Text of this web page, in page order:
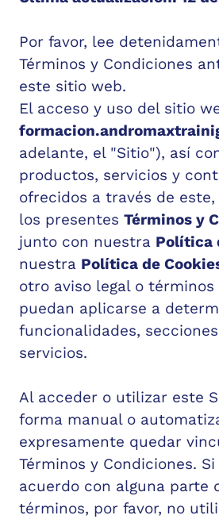
Por favor, lee
Términos y Condiciones
este sitio web.
El acceso y uso del sitio
adelante, el "Sitio"), así
productos, servicios y
ofrecidos a través de
los presentes Términos y
junto con nuestra Política
nuestra Política de
otro aviso legal o
puedan aplicarse a
funcionalidades,
servicios.
Al acceder o utilizar este
forma manual o
expresamente quedar
Términos y Condiciones.
acuerdo con alguna parte
términos, por favor, no